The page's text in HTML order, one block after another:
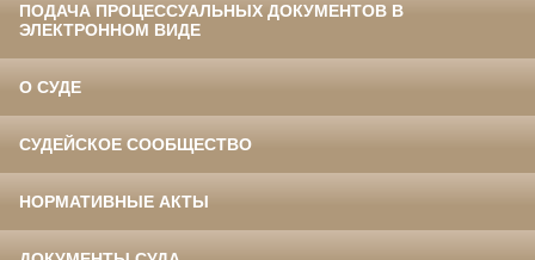
ПОДАЧА ПРОЦЕССУАЛЬНЫХ ДОКУМЕНТОВ В
ЭЛЕКТРОННОМ ВИДЕ
О СУДЕ
СУДЕЙСКОЕ СООБЩЕСТВО
НОРМАТИВНЫЕ АКТЫ